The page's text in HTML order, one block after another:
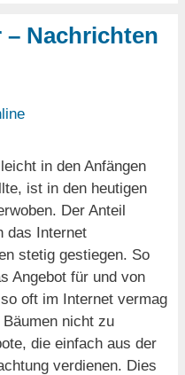
Nachrichten
in den Anfängen
ist in den heutigen
Der Anteil
das Internet
stetig gestiegen. So
Angebot für und von
oft im Internet vermag
nicht zu
die einfach aus der
verdienen. Dies